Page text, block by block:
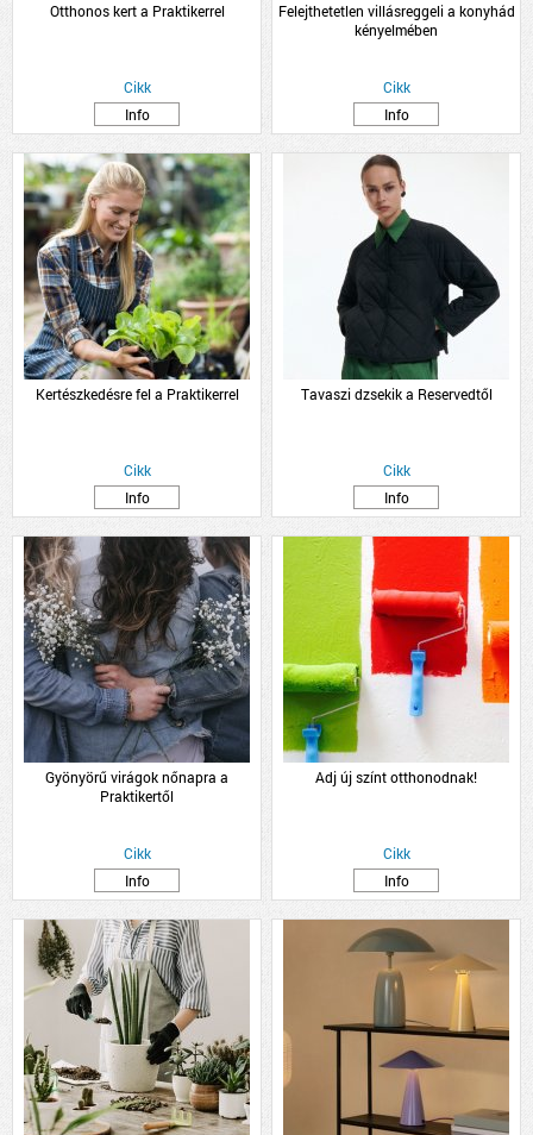
Otthonos kert a Praktikerrel
Cikk
Info
Felejthetetlen villásreggeli a konyhád
kényelmében
Cikk
Info
Kertészkedésre fel a Praktikerrel
Cikk
Info
Tavaszi dzsekik a Reservedtől
Cikk
Info
Gyönyörű virágok nőnapra a
Praktikertől
Cikk
Info
Adj új színt otthonodnak!
Cikk
Info